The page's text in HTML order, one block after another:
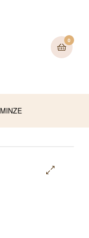
0
MINZE